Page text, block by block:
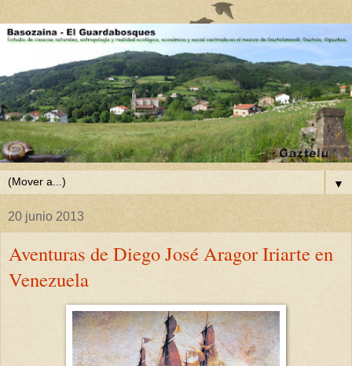
▼
20 junio 2013
Aventuras de Diego José Aragor Iriarte en
Venezuela